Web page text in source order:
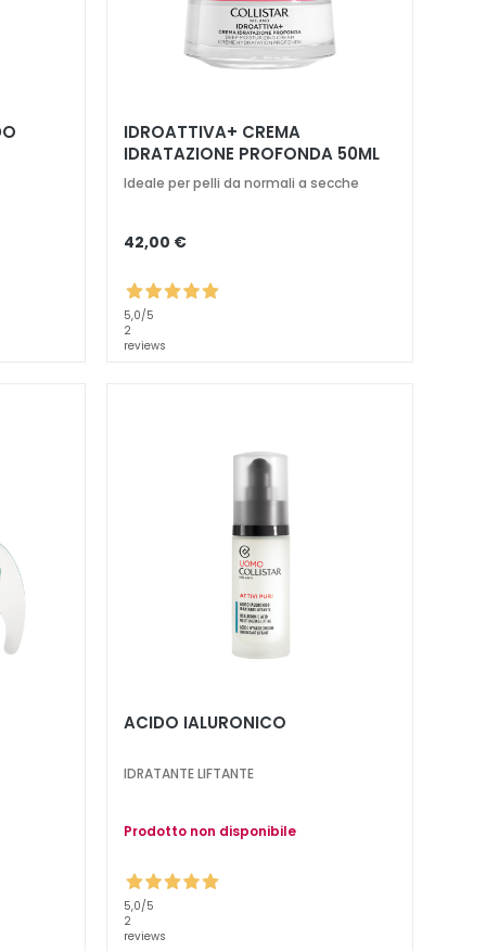
IDROATTIVA+ CREMA
IDRATAZIONE PROFONDA 50ML
Ideale per pelli da normali a secche
42,00 €
5,0/5
2
reviews
ACIDO IALURONICO
IDRATANTE LIFTANTE
Prodotto non disponibile
5,0/5
2
reviews